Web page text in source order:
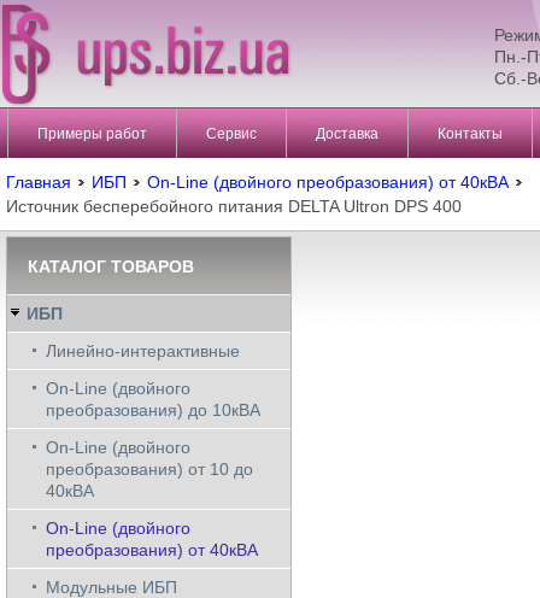
Пн.-
Сб.-
Примеры работ Сервис Доставка Контакты
Главная ИБП
On-Line (двойного преобразования) от 40кВА
Источник бесперебойного питания DELTA Ultron DPS 400
КАТАЛОГ ТОВАРОВ
ИБП
Линейно-интерактивные
On-Line (двойного
преобразования) до 10кВА
On-Line (двойного
преобразования) от 10 до
40кВА
On-Line (двойного
преобразования) от 40кВА
Модульные ИБП